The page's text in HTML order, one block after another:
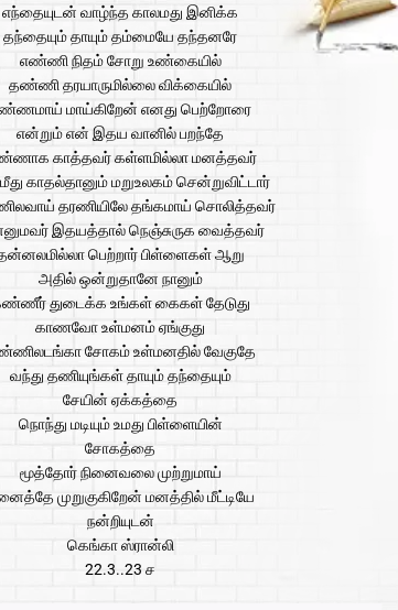
எந்தையுடன் வாழ்ந்த காலமது இனிக்க
தந்தையும் தாயும் தம்மையே தந்தனரே
எண்ணி நிதம் சோறு உண்கையில்
தண்ணி தரயாருமில்லை விக்கையில்
மாய்கிறேன் எனது பெற்றோரை
என்றும் என் இதய வானில் பறந்தே
காத்தவர் கள்ளமில்லா மனத்தவர்
காதல்தானும் மறுஉலகம் சென்றுவிட்டார்
தரணியிலே தங்கமாய் சொலித்தவர்
இதயத்தால் நெஞ்சுருக வைத்தவர்
பெற்றார் பிள்ளைகள் ஆறு
அதில் ஒன்றுதானே நானும்
துடைக்க உங்கள் கைகள் தேடுது
காணவோ உள்மனம் ஏங்குது
சோகம் உள்மனதில் வேகுதே
வந்து தணியுங்கள் தாயும் தந்தையும்
சேயின் ஏக்கத்தை
நொந்து மடியும் உமது பிள்ளையின்
சோகத்தை
மூத்தோர் நினைவலை முற்றுமாய்
முறுகுகிறேன் மனத்தில் மீட்டியே
நன்றியுடன்
கெங்கா ஸ்ரான்லி
22.3..23 ச